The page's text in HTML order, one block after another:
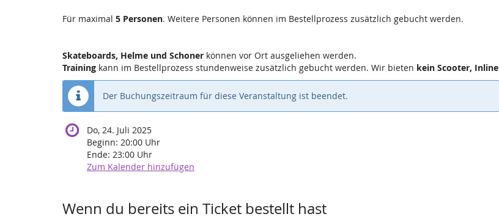
Für maximal 5 Personen. Weitere Personen können im Bestellprozess zusätzlich gebucht werden.
Skateboards, Helme und Schoner können vor Ort ausgeliehen werden.
Training kann im Bestellprozess stundenweise zusätzlich gebucht werden. Wir bieten kein Scooter,
Der Buchungszeitraum für diese Veranstaltung ist beendet.
Do, 24. Juli 2025
Beginn: 20:00 Uhr
Ende: 23:00 Uhr
Zum Kalender hinzufügen
Wenn du bereits ein Ticket bestellt hast